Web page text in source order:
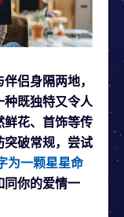
侣身隔两地，
既独特又令人
鲜花、首饰等传
突破常规，尝试
为一颗星星命
同你的爱情一